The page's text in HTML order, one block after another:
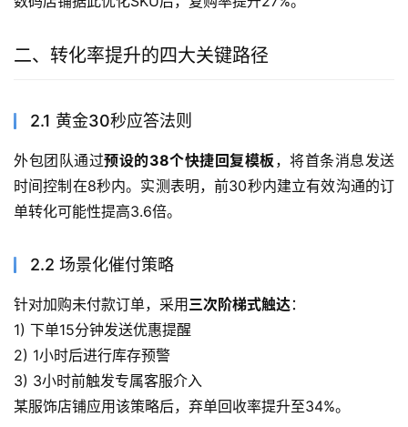
二、转化率提升的四大关键路径
2.1 黄金30秒应答法则
外包团队通过预设的38个快捷回复模板 ，将首条消息发送
时间控制在8秒内。实测表明，前30秒内建立有效沟通的订
单转化可能性提高3.6倍。
2.2 场景化催付策略
针对加购未付款订单，采用三次阶梯式触达：
1) 下单15分钟发送优惠提醒
2) 1小时后进行库存预警
3) 3小时前触发专属客服介入
某服饰店铺应用该策略后，弃单回收率提升至34%。